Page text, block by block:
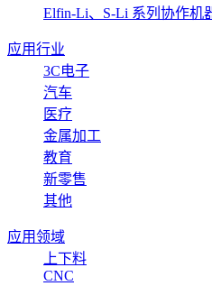
Elfin-Li、S-Li 系列协作机
应用行业
3C电子
汽车
医疗
金属加工
教育
新零售
其他
应用领域
上下料
CNC